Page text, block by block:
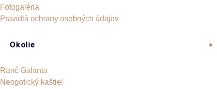
Fotogaléria
Pravidlá ochrany osobných údajov
Okolie
Ranč Galanta
Neogotický kaštiel